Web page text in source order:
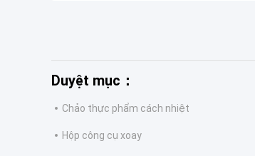
Duyệt mục：
Chảo thực phẩm cách nhiệt
Hộp công cụ xoay